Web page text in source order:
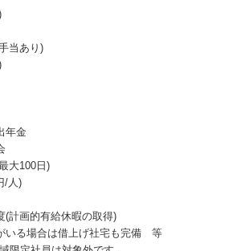
当あり)
年金
大100日)
/人)
(計画的有給休暇の取得)
いる場合は借上げ社宅も完備 等